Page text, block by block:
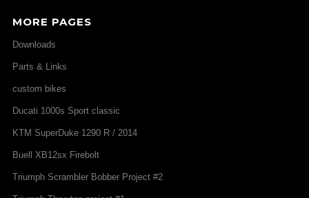
MORE PAGES
Downloads
Parts & Links
custom bikes
Ducati 1000s Sport classic
KTM SuperDuke 1290 R / 2014
Buell XB12sx Firebolt
Triumph Scrambler Bobber Project #2